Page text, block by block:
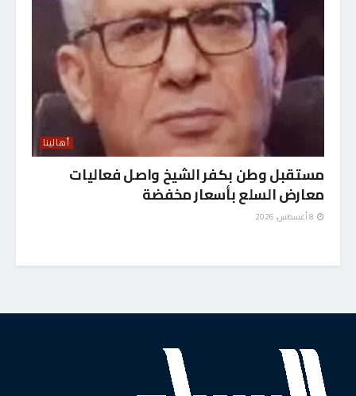
أهالينا
مستقبل وطن بكفر الشيخ واصل فعاليات
معارض السلع بأسعار مخفضة